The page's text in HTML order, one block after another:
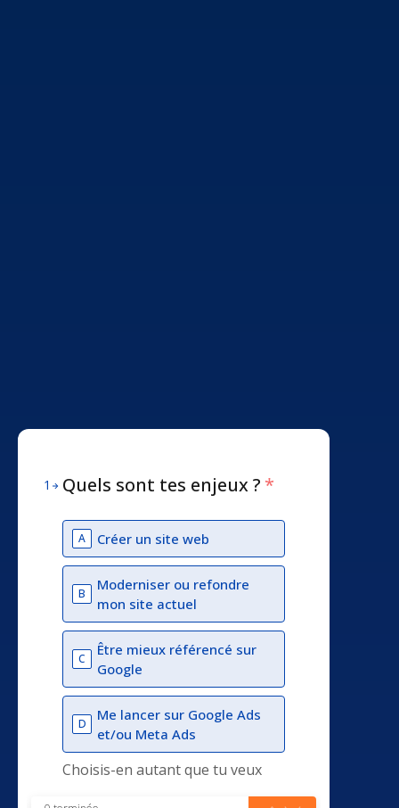
1 Quels sont tes enjeux ? *
A Créer un site web
B
Moderniser ou refondre
mon site actuel
C
Être mieux référencé sur
Google
D
Me lancer sur Google Ads
et/ou Meta Ads
Choisis-en autant que tu veux